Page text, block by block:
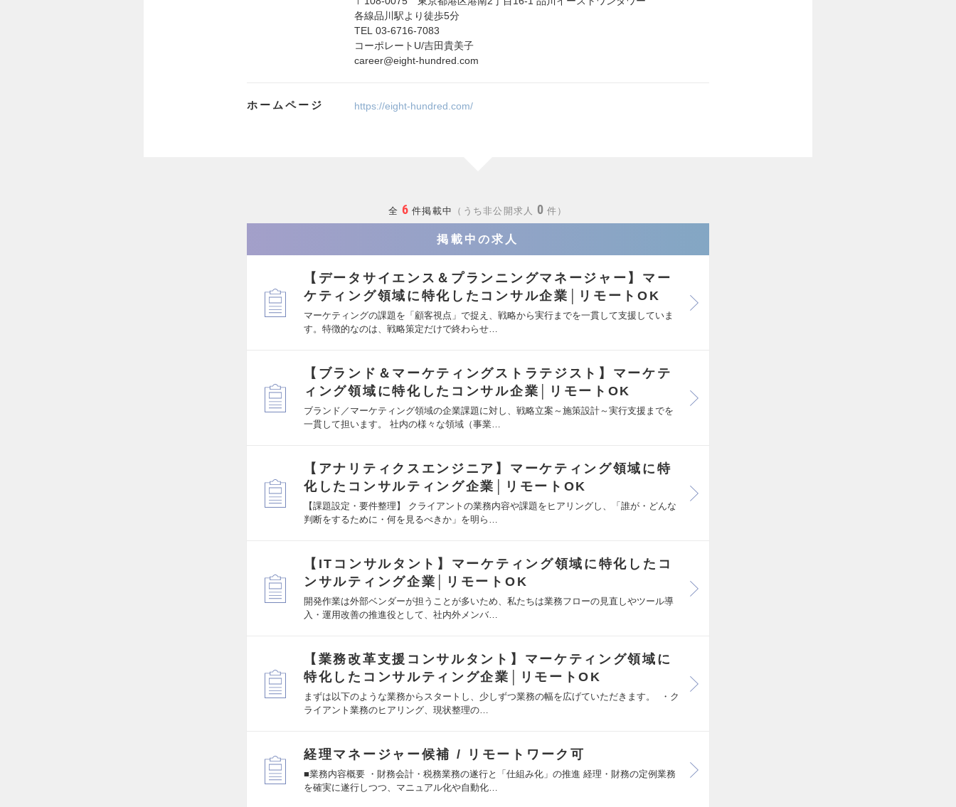
各線品川駅より徒歩5分
TEL 03-6716-7083
コーポレートU/吉田貴美子
career@eight-hundred.com
ホームページ https://eight-hundred.com/
全 6 件掲載中 うち非公開求人 0 件
掲載中の求人
【データサイエンス＆プランニングマネージャー】マー
ケティング領域に特化したコンサル企業│リモートOK
マーケティングの課題を「顧客視点」で捉え、戦略から実行までを一貫して支援していま
す。特徴的なのは、戦略策定だけで終わらせ…
【ブランド＆マーケティングストラテジスト】マーケテ
ィング領域に特化したコンサル企業│リモートOK
ブランド／マーケティング領域の企業課題に対し、戦略立案～施策設計～実行支援までを
一貫して担います。 社内の様々な領域（事業…
【アナリティクスエンジニア】マーケティング領域に特
化したコンサルティング企業│リモートOK
【課題設定・要件整理】 クライアントの業務内容や課題をヒアリングし、「誰が・どんな
判断をするために・何を見るべきか」を明ら…
【ITコンサルタント】マーケティング領域に特化したコ
ンサルティング企業│リモートOK
開発作業は外部ベンダーが担うことが多いため、私たちは業務フローの見直しやツール導
入・運用改善の推進役として、社内外メンバ…
【業務改革支援コンサルタント】マーケティング領域に
特化したコンサルティング企業│リモートOK
まずは以下のような業務からスタートし、少しずつ業務の幅を広げていただきます。 ・ク
ライアント業務のヒアリング、現状整理の…
経理マネージャー候補 / リモートワーク可
■業務内容概要 ・財務会計・税務業務の遂行と「仕組み化」の推進 経理・財務の定例業務
を確実に遂行しつつ、マニュアル化や自動化…